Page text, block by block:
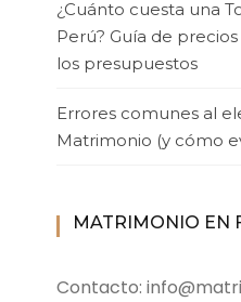
¿Cuánto cuesta una
Perú? Guía de
los presupuestos
Errores comunes al
Matrimonio (y cómo
MATRIMONIO EN
Contacto: